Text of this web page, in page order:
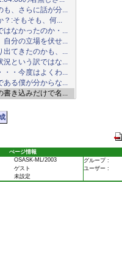
ぺージ情報
OSASK-ML/2003 グループ :
ゲスト ユーザー :
未設定